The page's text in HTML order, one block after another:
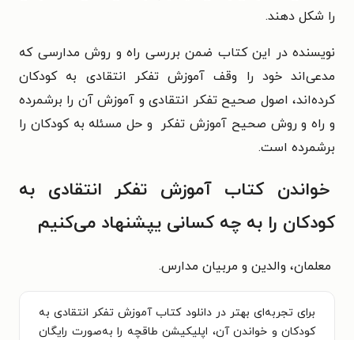
را شکل دهند.
نویسنده در این کتاب ضمن بررسی راه و روش مدارسی که
مدعی‌اند خود را وقف آموزش تفکر انتقادی به کودکان
کرده‌اند، اصول صحیح تفکر انتقادی و آموزش آن را برشمرده
و راه و روش صحیح آموزش تفکر و حل مسئله به کودکان را
برشمرده است.
خواندن کتاب آموزش تفکر انتقادی به
کودکان را به چه کسانی یپشنهاد می‌کنیم
معلمان، والدین و مربیان مدارس.
برای تجربه‌ای بهتر در دانلود کتاب آموزش تفکر انتقادی به
کودکان و خواندن آن، اپلیکیشن طاقچه را به‌صورت رایگان